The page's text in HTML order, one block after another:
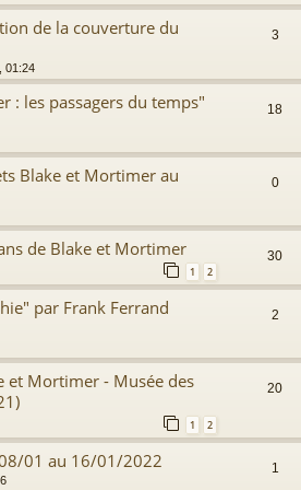
de la couverture du
01:24
3
: les passagers du temps"
18
Blake et Mortimer au
0
de Blake et Mortimer
1 2
30
par Frank Ferrand
2
et Mortimer - Musée des
1 2
20
01 au 16/01/2022 1